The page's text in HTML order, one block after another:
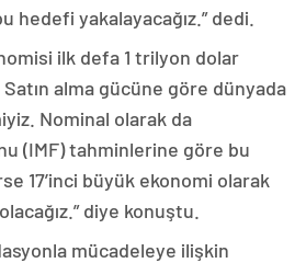
hedefi yakalayacağız.” dedi.
ilk defa 1 trilyon dolar
alma gücüne göre dünyada
Nominal olarak da
(IMF) tahminlerine göre bu
17’inci büyük ekonomi olarak
diye konuştu.
mücadeleye ilişkin